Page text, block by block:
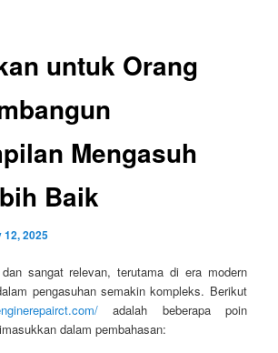
untuk Orang
Mengasuh
Baik
12, 2025
sangat relevan, terutama di era modern
pengasuhan semakin kompleks. Berikut
adalah beberapa poin
dalam pembahasan: